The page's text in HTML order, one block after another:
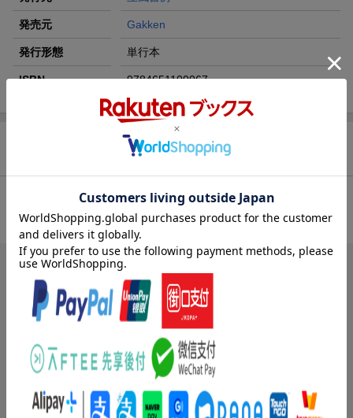
発売元 Gakken
発行形態 単行本
ISBN 9784651100067
商品レビュー（1件）
総合評価：
条件に満たないため、評価は表示できません。
ブックスのレビュー（1件）
評価： 5
(無題)
集も変わらず可愛くて愛しかったです＾＾